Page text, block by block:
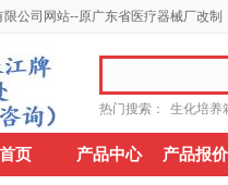
公司网站--原广东省医疗器械厂改制
热门搜索： 生化培养
首页 产品中心 产品报